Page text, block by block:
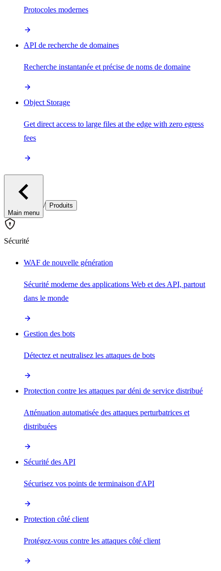
Protocoles modernes
API de recherche de domaines
Recherche instantanée et précise de noms de domaine
Object Storage
Get direct access to large files at the edge with zero egress
fees
Main menu
/ Produits
Sécurité
WAF de nouvelle génération
Sécurité moderne des applications Web et des API, partout
dans le monde
Gestion des bots
Détectez et neutralisez les attaques de bots
Protection contre les attaques par déni de service distribué
Atténuation automatisée des attaques perturbatrices et
distribuées
Sécurité des API
Sécurisez vos points de terminaison d'API
Protection côté client
Protégez-vous contre les attaques côté client